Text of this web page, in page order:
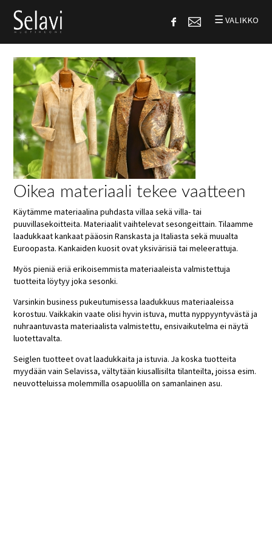
☰ VALIKKO
Oikea materiaali tekee vaatteen
Käytämme materiaalina puhdasta villaa sekä villa- tai
puuvillasekoitteita. Materiaalit vaihtelevat sesongeittain. Tilaamme
laadukkaat kankaat pääosin Ranskasta ja Italiasta sekä muualta
Euroopasta. Kankaiden kuosit ovat yksivärisiä tai meleerattuja.
Myös pieniä eriä erikoisemmista materiaaleista valmistettuja
tuotteita löytyy joka sesonki.
Varsinkin business pukeutumisessa laadukkuus materiaaleissa
korostuu. Vaikkakin vaate olisi hyvin istuva, mutta nyppyyntyvästä ja
nuhraantuvasta materiaalista valmistettu, ensivaikutelma ei näytä
luotettavalta.
Seiglen tuotteet ovat laadukkaita ja istuvia. Ja koska tuotteita
myydään vain Selavissa, vältytään kiusallisilta tilanteilta, joissa esim.
neuvotteluissa molemmilla osapuolilla on samanlainen asu.